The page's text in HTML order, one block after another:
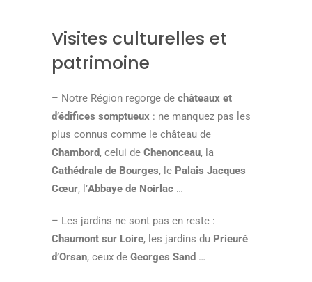
Visites culturelles et
patrimoine
– Notre Région regorge de châteaux et
d’édifices somptueux : ne manquez pas les
plus connus comme le château de
Chambord, celui de Chenonceau, la
Cathédrale de Bourges, le Palais Jacques
Cœur, l’Abbaye de Noirlac …
– Les jardins ne sont pas en reste :
Chaumont sur Loire, les jardins du Prieuré
d’Orsan, ceux de Georges Sand …